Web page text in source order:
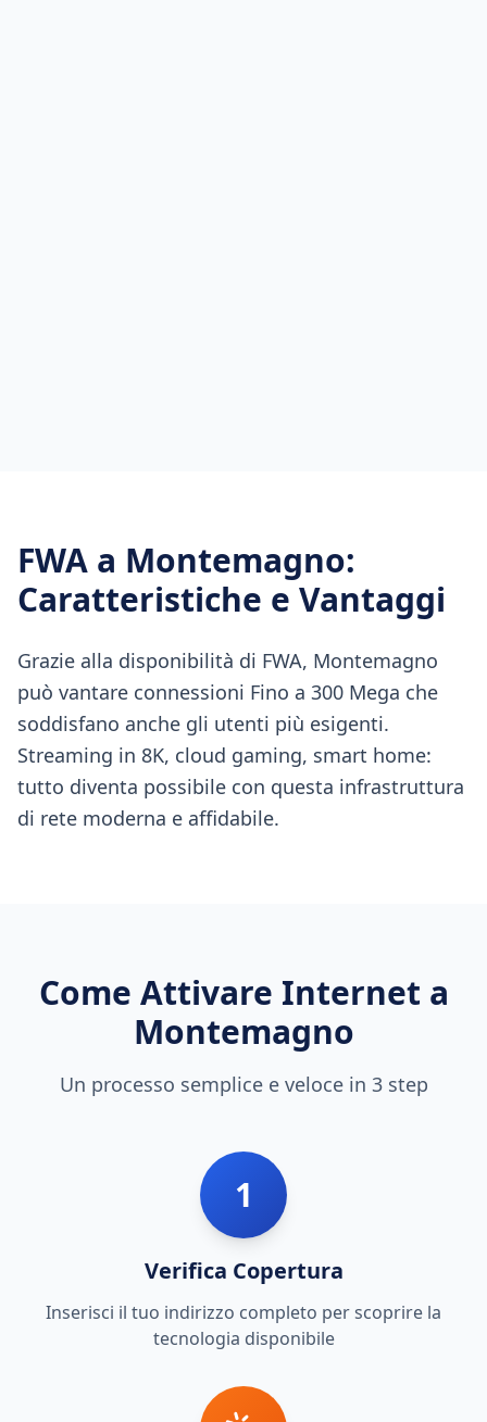
FWA a Montemagno:
Caratteristiche e Vantaggi
Grazie alla disponibilità di FWA, Montemagno
può vantare connessioni Fino a 300 Mega che
soddisfano anche gli utenti più esigenti.
Streaming in 8K, cloud gaming, smart home:
tutto diventa possibile con questa infrastruttura
di rete moderna e affidabile.
Come Attivare Internet a
Montemagno
Un processo semplice e veloce in 3 step
1
Verifica Copertura
Inserisci il tuo indirizzo completo per scoprire la
tecnologia disponibile